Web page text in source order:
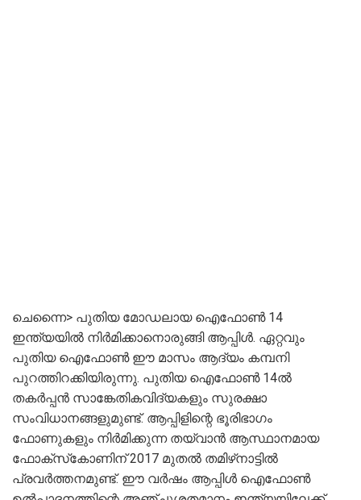
ചെന്നൈ> പുതിയ മോഡലായ ഐഫോൺ 14
ഇന്ത്യയിൽ നിർമിക്കാനൊരുങ്ങി ആപ്പിൾ. ഏറ്റവും
പുതിയ ഐഫോൺ ഈ മാസം ആദ്യം കമ്പനി
പുറത്തിറക്കിയിരുന്നു. പുതിയ ഐഫോൺ 14ൽ
തകർപ്പൻ സാങ്കേതികവിദ്യകളും സുരക്ഷാ
സംവിധാനങ്ങളുമുണ്ട്‌. ആപ്പിളിന്റെ ഭൂരിഭാഗം
ഫോണുകളും നിർമിക്കുന്ന തയ്‌വാൻ ആസ്ഥാനമായ
ഫോക്‌സ്‌കോണിന് 2017 മുതൽ തമിഴ്‌നാട്ടിൽ
പ്രവർത്തനമുണ്ട്. ഈ വർഷം ആപ്പിൾ ഐഫോൺ